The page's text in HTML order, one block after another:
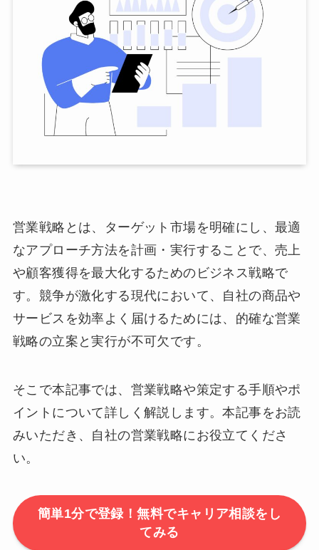
営業戦略とは、ターゲット市場を明確にし、最適
なアプローチ方法を計画・実行することで、売上
や顧客獲得を最大化するためのビジネス戦略で
す。 競争が激化する現代において、自社の商品や
サービスを効率よく届けるためには、的確な営業
戦略の立案と実行が不可欠です。
そこで本記事では、営業戦略や策定する手順やポ
イントについて詳しく解説します。本記事をお読
みいただき、自社の営業戦略にお役立てくださ
い。
簡単1分で登録！無料でキャリア相談をし
てみる